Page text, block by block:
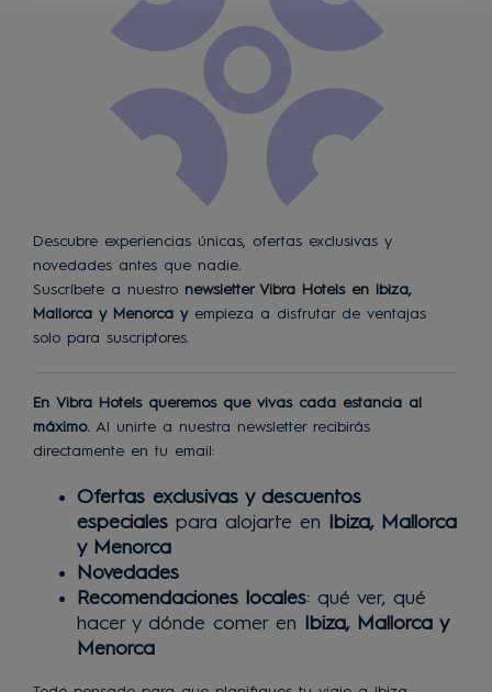
Descubre experiencias únicas, ofertas exclusivas y
novedades antes que nadie.
Suscríbete a nuestro newsletter Vibra Hotels en Ibiza,
Mallorca y Menorca yempieza a disfrutar de ventajas
solo para suscriptores.
En Vibra Hotelsqueremos que vivas cada estancia al
máximo. Al unirte a nuestra newsletter recibirás
directamente en tu email:
Ofertas exclusivas y descuentos
especiales para alojarte en
Ibiza, Mallorca
y Menorca
Novedades
Recomendaciones locales: qué ver, qué
hacer y dónde comer en
Ibiza, Mallorca y
Menorca